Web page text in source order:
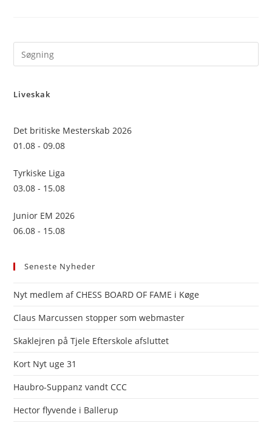
Liveskak
Det britiske Mesterskab 2026
01.08 - 09.08
Tyrkiske Liga
03.08 - 15.08
Junior EM 2026
06.08 - 15.08
Seneste Nyheder
Nyt medlem af CHESS BOARD OF FAME i Køge
Claus Marcussen stopper som webmaster
Skaklejren på Tjele Efterskole afsluttet
Kort Nyt uge 31
Haubro-Suppanz vandt CCC
Hector flyvende i Ballerup